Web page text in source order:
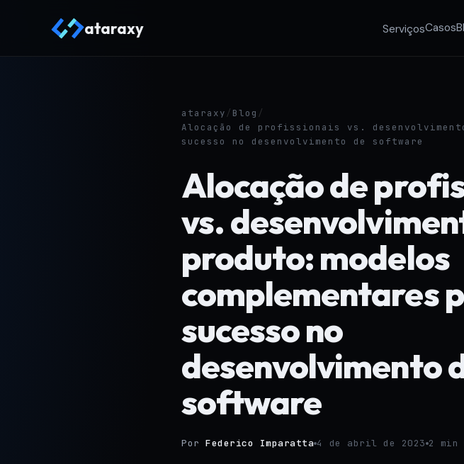
ataraxy ServiçosCasos
ataraxy / Blog /
Alocação de profissionais vs.
sucesso no desenvolvimento de software
Alocação de
vs.
produto: modelos
complementares
sucesso no
desenvolvimento
software
PorFederico Imparatta 4 de abril de 2023 2